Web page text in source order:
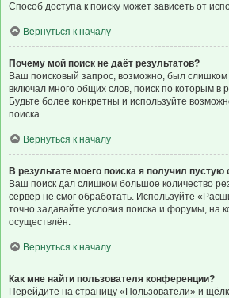
Способ доступа к поиску может зависеть от
Вернуться к началу
Почему мой поиск не даёт результатов?
Ваш поисковый запрос, возможно, был
включал много общих слов, поиск по которым в
Будьте более конкретны и используйте
поиска.
Вернуться к началу
В результате моего поиска я получил пустую
Ваш поиск дал слишком большое количество
сервер не смог обработать. Используйте
точно задавайте условия поиска и форумы, на
осуществлён.
Вернуться к началу
Как мне найти пользователя конференции?
Перейдите на страницу «Пользователи» и